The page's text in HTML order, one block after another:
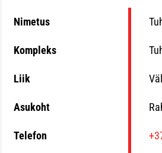
Nimetus
Kompleks
Liik
Asukoht
Telefon